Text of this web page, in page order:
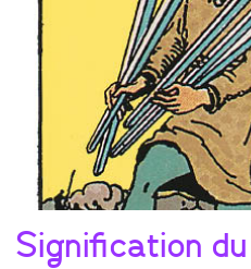
Signification du